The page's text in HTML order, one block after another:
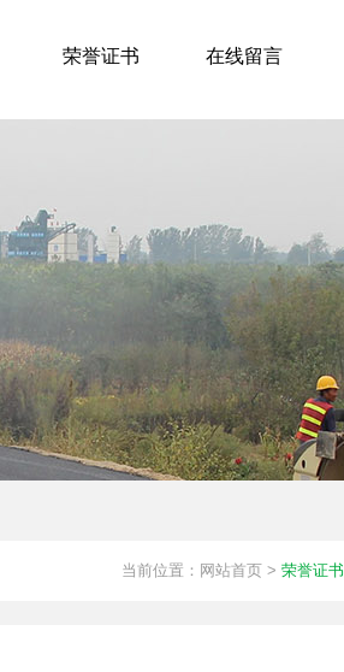
荣誉证书 在线留言
当前位置： 网站首页 > 荣誉证书